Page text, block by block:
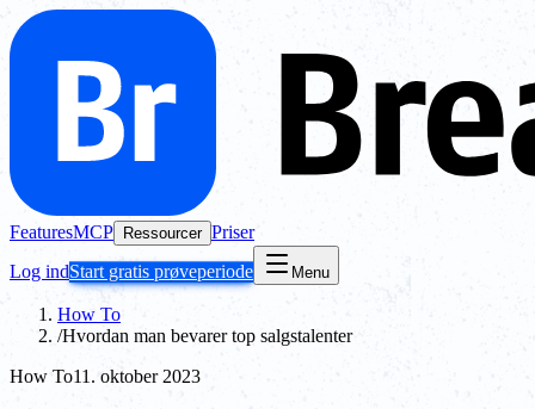
FeaturesMCP Ressourcer Priser
Log indStart gratis prøveperiode Menu
How To
/Hvordan man bevarer top salgstalenter
How To11. oktober 2023